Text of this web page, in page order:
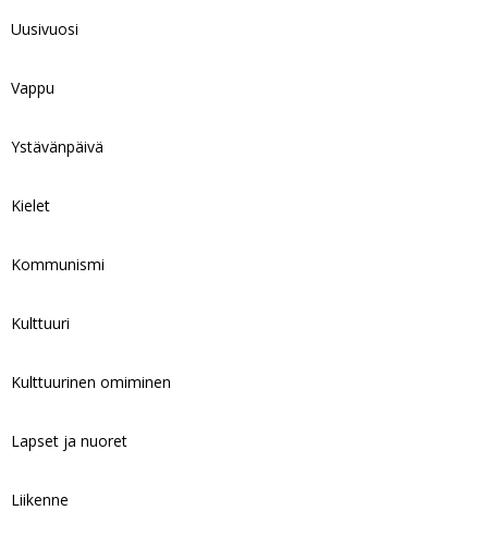
Uusivuosi
Vappu
Ystävänpäivä
Kielet
Kommunismi
Kulttuuri
Kulttuurinen omiminen
Lapset ja nuoret
Liikenne